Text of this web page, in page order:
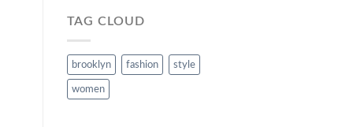
TAG CLOUD
brooklyn fashion style
women